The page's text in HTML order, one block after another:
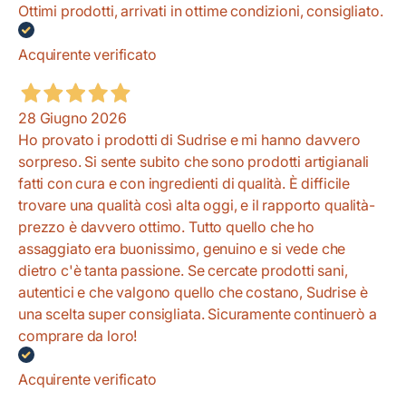
Ottimi prodotti, arrivati in ottime condizioni, consigliato.
Acquirente verificato
28 Giugno 2026
Ho provato i prodotti di Sudrise e mi hanno davvero
sorpreso. Si sente subito che sono prodotti artigianali
fatti con cura e con ingredienti di qualità. È difficile
trovare una qualità così alta oggi, e il rapporto qualità-
prezzo è davvero ottimo. Tutto quello che ho
assaggiato era buonissimo, genuino e si vede che
dietro c'è tanta passione. Se cercate prodotti sani,
autentici e che valgono quello che costano, Sudrise è
una scelta super consigliata. Sicuramente continuerò a
comprare da loro!
Acquirente verificato